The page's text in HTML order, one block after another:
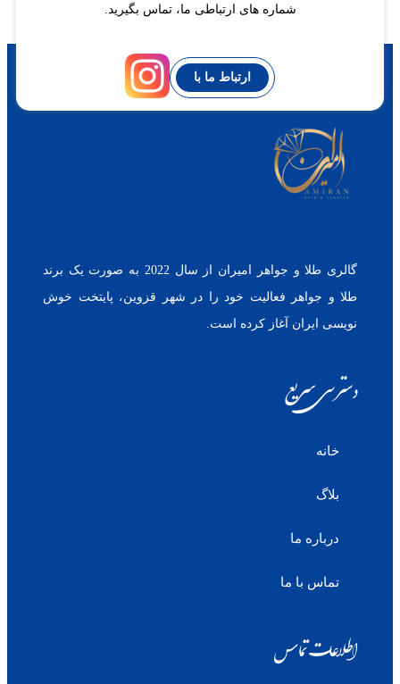
شماره های ارتباطی ما، تماس بگیرید.
ارتباط ما با
گالری طلا و جواهر امیران از سال 2022 به صورت یک برند
طلا و جواهر فعالیت خود را در شهر قزوین، پایتخت خوش
نویسی ایران آغاز کرده است.
دسترسی سریع
خانه
بلاگ
درباره ما
تماس با ما
اطلاعات تماس